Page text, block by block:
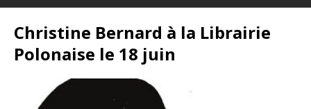
Christine Bernard à la Librairie
Polonaise le 18 juin